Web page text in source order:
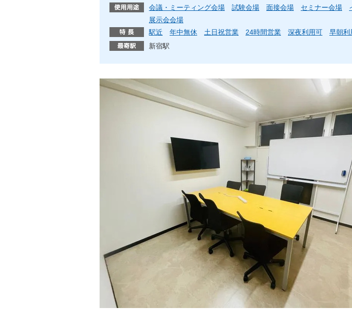
会議・ミーティング会場
試験会場 面接会場 セミナー会場
展示会会場
駅近
年中無休 土日祝営業 24時間営業 深夜利用可 早朝利
新宿駅